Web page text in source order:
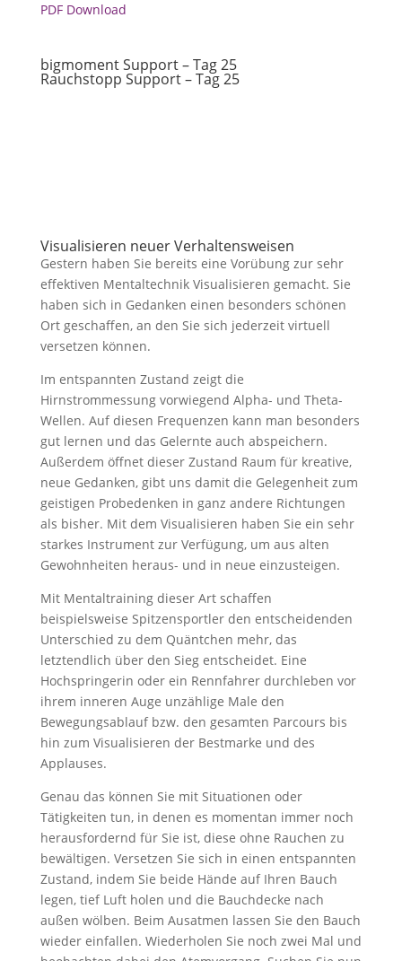
PDF Download
bigmoment Support – Tag 25
Rauchstopp Support – Tag 25
Visualisieren neuer Verhaltensweisen
Gestern haben Sie bereits eine Vorübung zur sehr
effektiven Mentaltechnik Visualisieren gemacht. Sie
haben sich in Gedanken einen besonders schönen
Ort geschaffen, an den Sie sich jederzeit virtuell
versetzen können.
Im entspannten Zustand zeigt die
Hirnstrommessung vorwiegend Alpha- und Theta-
Wellen. Auf diesen Frequenzen kann man besonders
gut lernen und das Gelernte auch abspeichern.
Außerdem öffnet dieser Zustand Raum für kreative,
neue Gedanken, gibt uns damit die Gelegenheit zum
geistigen Probedenken in ganz andere Richtungen
als bisher. Mit dem Visualisieren haben Sie ein sehr
starkes Instrument zur Verfügung, um aus alten
Gewohnheiten heraus- und in neue einzusteigen.
Mit Mentaltraining dieser Art schaffen
beispielsweise Spitzensportler den entscheidenden
Unterschied zu dem Quäntchen mehr, das
letztendlich über den Sieg entscheidet. Eine
Hochspringerin oder ein Rennfahrer durchleben vor
ihrem inneren Auge unzählige Male den
Bewegungsablauf bzw. den gesamten Parcours bis
hin zum Visualisieren der Bestmarke und des
Applauses.
Genau das können Sie mit Situationen oder
Tätigkeiten tun, in denen es momentan immer noch
herausfordernd für Sie ist, diese ohne Rauchen zu
bewältigen. Versetzen Sie sich in einen entspannten
Zustand, indem Sie beide Hände auf Ihren Bauch
legen, tief Luft holen und die Bauchdecke nach
außen wölben. Beim Ausatmen lassen Sie den Bauch
wieder einfallen. Wiederholen Sie noch zwei Mal und